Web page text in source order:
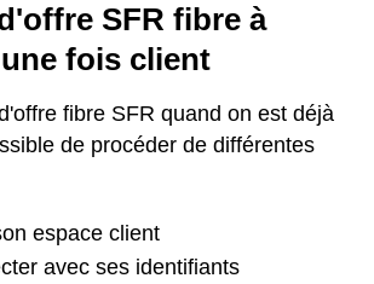
SFR fibre à
fois client
fibre SFR quand on est déjà
de procéder de différentes
espace client
avec ses identifiants